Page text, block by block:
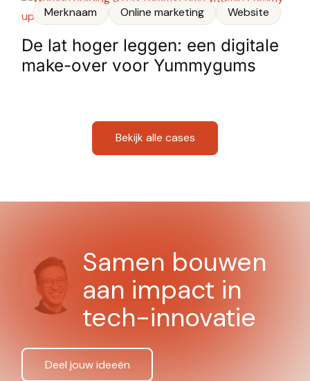
Merknaam Online marketing Website
De lat hoger leggen: een digitale
make-over voor Yummygums
Bekijk alle cases
Samen bouwen
aan impact in
tech-innovatie
Deel jouw ideeën